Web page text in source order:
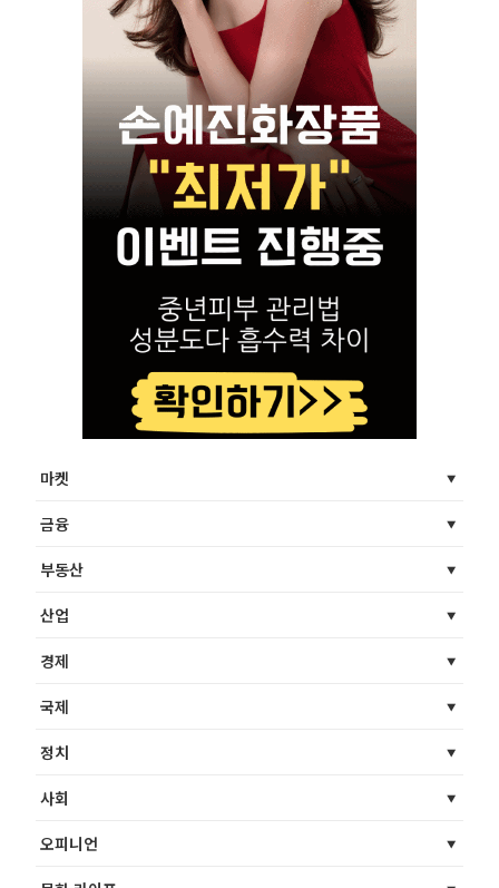
마켓
금융
부동산
산업
경제
국제
정치
사회
오피니언